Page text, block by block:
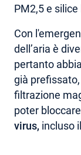
PM2,5 e
Con
dell’aria è
pertanto
già
filtrazione
poter
virus, incluso